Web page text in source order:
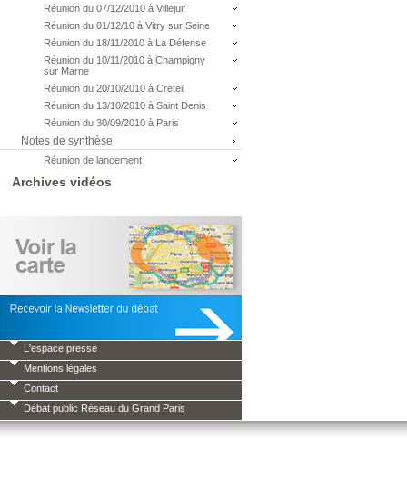
Réunion du 07/12/2010 à Villejuif
Réunion du 01/12/10 à Vitry sur Seine
Réunion du 18/11/2010 à La Défense
Réunion du 10/11/2010 à Champigny
sur Marne
Réunion du 20/10/2010 à Creteil
Réunion du 13/10/2010 à Saint Denis
Réunion du 30/09/2010 à Paris
Notes de synthèse
Réunion de lancement
Archives vidéos
L'espace presse
Mentions légales
Contact
Débat public Réseau du Grand Paris